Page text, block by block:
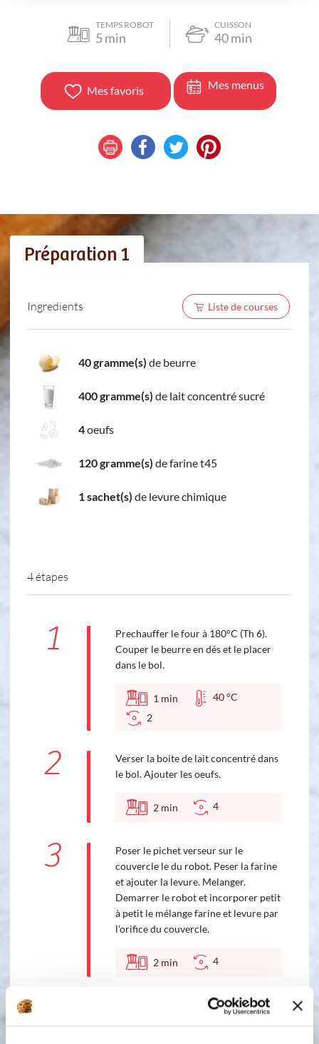
TEMPS ROBOT
5 min
CUISSON
40min
Mes favoris Mes menus
Préparation 1
Ingredients Liste de courses
40 gramme(s) de beurre
400 gramme(s) de lait concentré sucré
4oeufs
120 gramme(s) de farine t45
1 sachet(s) de levure chimique
4 étapes
1
Prechauffer le four à 180°C (Th 6).
Couper le beurre en dés et le placer
dans le bol.
1 min
40 °C
2
2
Verser la boite de lait concentré dans
le bol. Ajouter les oeufs.
2 min 4
3
Poser le pichet verseur sur le
couvercle le du robot. Peser la farine
et ajouter la levure. Melanger.
Demarrer le robot et incorporer petit
à petit le mélange farine et levure par
l'orifice du couvercle.
2 min 4
Poser le moule sur une plaque